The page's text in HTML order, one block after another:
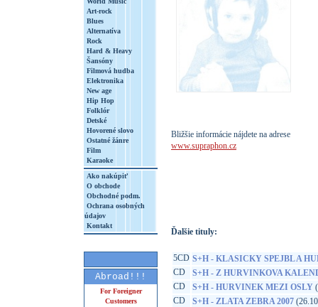
Art-rock
Blues
Alternatíva
Rock
Hard & Heavy
Šansóny
Filmová hudba
Elektronika
New age
Hip Hop
Folklór
Detské
Hovorené slovo
Ostatné žánre
Film
Karaoke
Ako nakúpiť
O obchode
Obchodné podm.
Ochrana osobných
údajov
Kontakt
Abroad!!!
For Foreigner
Customers
Bližšie informácie nájdete na adrese
www.supraphon.cz
Ďalšie tituly:
5CD S+H - KLASICKY SPEJBL A
CD
S+H - Z HURVINKOVA
CD
S+H - HURVINEK MEZI OSLY
CD
S+H - ZLATA ZEBRA 2007